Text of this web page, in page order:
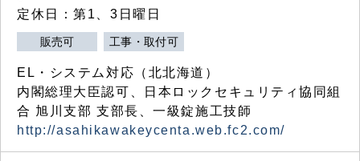
定休日：第1、3日曜日
販売可 工事・取付可
EL・システム対応（北北海道）
内閣総理大臣認可、日本ロックセキュリティ協同組
合 旭川支部 支部長、一級錠施工技師
http://asahikawakeycenta.web.fc2.com/